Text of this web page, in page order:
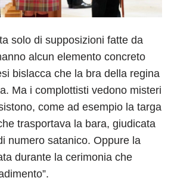
solo di supposizioni fatte da
alcun elemento concreto
bislacca che la bra della regina
Ma i complottisti vedono misteri
come ad esempio la targa
trasportava la bara, giudicata
numero satanico. Oppure la
durante la cerimonia che